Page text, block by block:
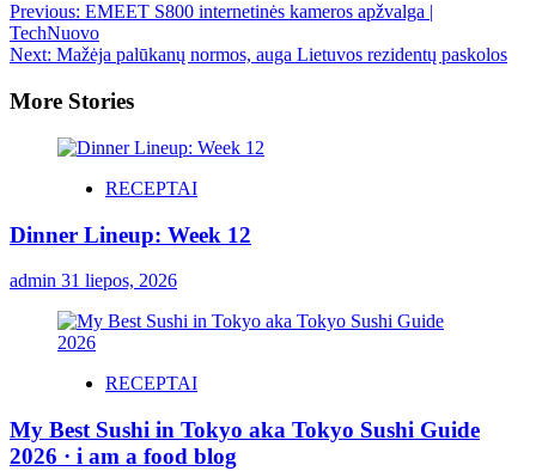
Previous: EMEET S800 internetinės kameros apžvalga |
TechNuovo
Next: Mažėja palūkanų normos, auga Lietuvos rezidentų paskolos
More Stories
RECEPTAI
Dinner Lineup: Week 12
admin 31 liepos, 2026
RECEPTAI
My Best Sushi in Tokyo aka Tokyo Sushi Guide
2026 · i am a food blog